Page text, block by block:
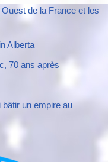
de la France et les
Alberta
70 ans après
un empire au